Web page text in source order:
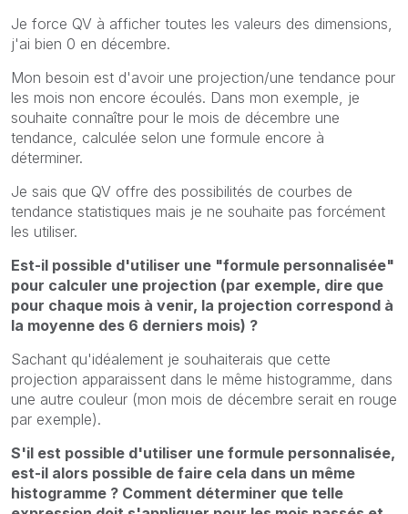
Je force QV à afficher toutes les valeurs des dimensions,
j'ai bien 0 en décembre.
Mon besoin est d'avoir une projection/une tendance pour
les mois non encore écoulés. Dans mon exemple, je
souhaite connaître pour le mois de décembre une
tendance, calculée selon une formule encore à
déterminer.
Je sais que QV offre des possibilités de courbes de
tendance statistiques mais je ne souhaite pas forcément
les utiliser.
Est-il possible d'utiliser une "formule personnalisée"
pour calculer une projection (par exemple, dire que
pour chaque mois à venir, la projection correspond à
la moyenne des 6 derniers mois) ?
Sachant qu'idéalement je souhaiterais que cette
projection apparaissent dans le même histogramme, dans
une autre couleur (mon mois de décembre serait en rouge
par exemple).
S'il est possible d'utiliser une formule personnalisée,
est-il alors possible de faire cela dans un même
histogramme ? Comment déterminer que telle